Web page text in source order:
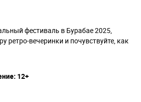
фестиваль в Бурабае 2025,
ретро-вечеринки и почувствуйте, как
12+